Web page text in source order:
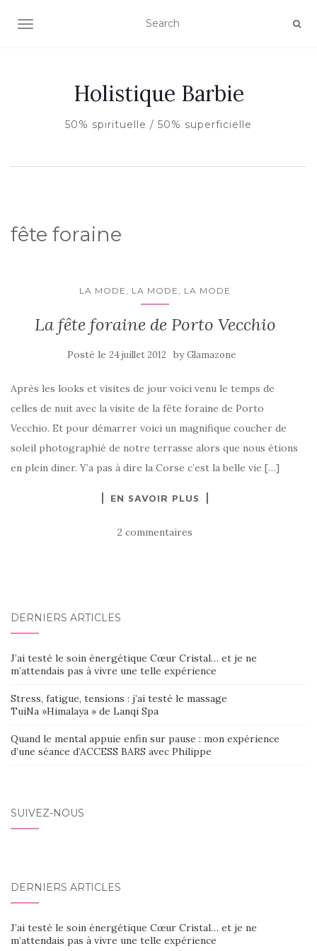
AFFICHER/MASQUER LA NAVIGATION
Holistique Barbie
50% spirituelle / 50% superficielle
fête foraine
LA MODE, LA MODE, LA MODE
La fête foraine de Porto Vecchio
Posté le 24 juillet 2012 byGlamazone
Après les looks et visites de jour voici venu le temps de
celles de nuit avec la visite de la fête foraine de Porto
Vecchio. Et pour démarrer voici un magnifique coucher de
soleil photographié de notre terrasse alors que nous étions
en plein diner. Y’a pas à dire la Corse c’est la belle vie […]
EN SAVOIR PLUS
2 commentaires
DERNIERS ARTICLES
J’ai testé le soin énergétique Cœur Cristal… et je ne
m’attendais pas à vivre une telle expérience
Stress, fatigue, tensions : j’ai testé le massage
TuiNa »Himalaya » de Lanqi Spa
Quand le mental appuie enfin sur pause : mon expérience
d’une séance d’ACCESS BARS avec Philippe
SUIVEZ-NOUS
DERNIERS ARTICLES
J’ai testé le soin énergétique Cœur Cristal… et je ne
m’attendais pas à vivre une telle expérience